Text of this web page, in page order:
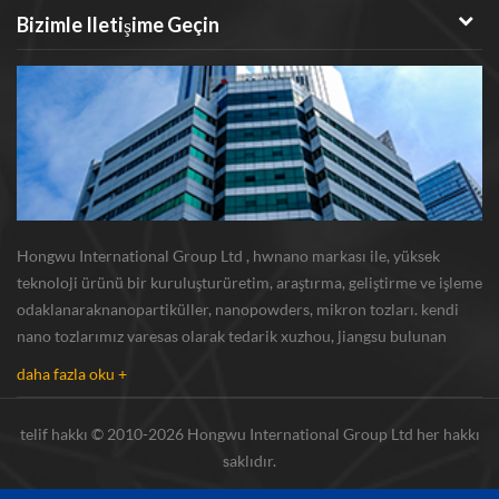
Bizimle Iletişime Geçin
Hongwu International Group Ltd , hwnano markası ile, yüksek
teknoloji ürünü bir kuruluşturüretim, araştırma, geliştirme ve işleme
odaklanaraknanopartiküller, nanopowders, mikron tozları. kendi
nano tozlarımız varesas olarak tedarik xuzhou, jiangsu bulunan
daha fazla oku +
telif hakkı © 2010-2026 Hongwu International Group Ltd her hakkı
saklıdır.